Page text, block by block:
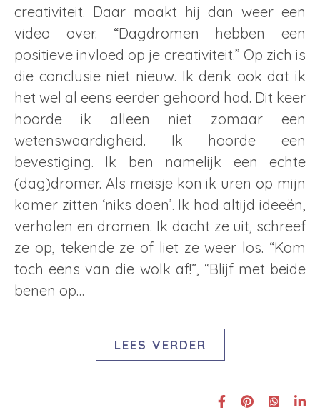
creativiteit. Daar maakt hij dan weer een
video over. “Dagdromen hebben een
positieve invloed op je creativiteit.” Op zich is
die conclusie niet nieuw. Ik denk ook dat ik
het wel al eens eerder gehoord had. Dit keer
hoorde ik alleen niet zomaar een
wetenswaardigheid. Ik hoorde een
bevestiging. Ik ben namelijk een echte
(dag)dromer. Als meisje kon ik uren op mijn
kamer zitten ‘niks doen’. Ik had altijd ideeën,
verhalen en dromen. Ik dacht ze uit, schreef
ze op, tekende ze of liet ze weer los. “Kom
toch eens van die wolk af!”, “Blijf met beide
benen op…
LEES VERDER